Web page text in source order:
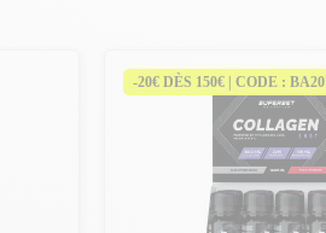
-20€ DÈS 150€ | CODE : BA20